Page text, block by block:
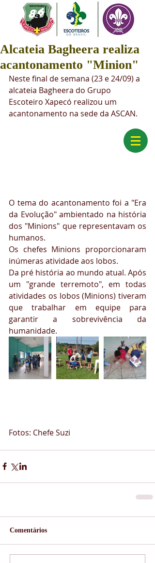
Alcateia Bagheera realiza
acantonamento "Minion"
Neste final de semana (23 e 24/09) a
alcateia Bagheera do Grupo
Escoteiro Xapecó realizou um
acantonamento na sede da ASCAN.
O tema do acantonamento foi a "Era
da Evolução" ambientado na história
dos "Minions" que representavam os
humanos.
Os chefes Minions proporcionaram
inúmeras atividade aos lobos.
Da pré história ao mundo atual. Após
um "grande terremoto", em todas
atividades os lobos (Minions) tiveram
que trabalhar em equipe para
garantir a sobrevivência da
humanidade.
Fotos: Chefe Suzi
Comentários